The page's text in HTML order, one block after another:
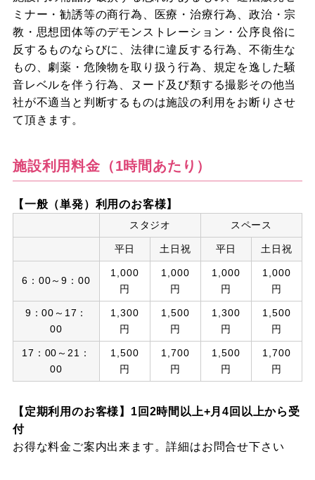
ミナー・勧誘等の商行為、医療・治療行為、政治・宗
教・思想団体等のデモンストレーション・公序良俗に
反するものならびに、法律に違反する行為、不衛生な
もの、劇薬・危険物を取り扱う行為、規定を逸した騒
音レベルを伴う行為、ヌード及び類する撮影その他当
社が不適当と判断するものは施設の利用をお断りさせ
て頂きます。
施設利用料金（1時間あたり）
【一般（単発）利用のお客様】
スタジオ スペース
平日 土日祝 平日 土日祝
6：00～9：00
1,000
円
1,000
円
1,000
円
1,000
円
9：00～17：
00
1,300
円
1,500
円
1,300
円
1,500
円
17：00～21：
00
1,500
円
1,700
円
1,500
円
1,700
円
【定期利用のお客様】1回2時間以上+月4回以上から受
付
お得な料金ご案内出来ます。詳細はお問合せ下さい